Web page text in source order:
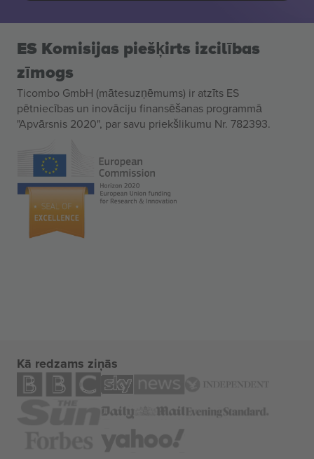
ES Komisijas piešķirts izcilības
zīmogs
Ticombo GmbH (mātesuzņēmums) ir atzīts ES
pētniecības un inovāciju finansēšanas programmā
"Apvārsnis 2020", par savu priekšlikumu Nr. 782393.
Kā redzams ziņās